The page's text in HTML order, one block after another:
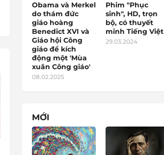
Obama và Merkel
do thám đức
giáo hoàng
Benedict XVI và
Giáo hội Công
giáo để kích
động một 'Mùa
xuân Công giáo'
08.02.2025
Phim "Phục
sinh", HD, trọn
bộ, có thuyết
minh Tiếng Việt
29.03.2024
MỚI